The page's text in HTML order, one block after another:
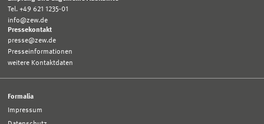
Tel. +49 621 1235-01
info@zew.de
Pressekontakt
presse@zew.de
Presseinformationen
weitere Kontaktdaten
Formalia
Impressum